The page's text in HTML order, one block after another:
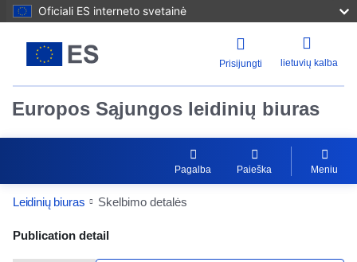
Oficiali ES interneto svetainė
Prisijungti lietuvių kalba
Europos Sąjungos leidinių biuras
Pagalba Paieška Meniu
Leidinių biuras Skelbimo detalės
Publication Detail Actions Portlet
Publication detail